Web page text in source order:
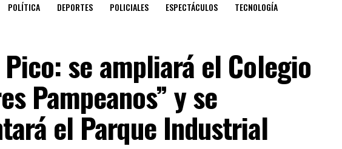
POLÍTICA DEPORTES POLICIALES ESPECTÁCULOS TECNOLOGÍA
se ampliará el Colegio
Pampeanos” y se
el Parque Industrial